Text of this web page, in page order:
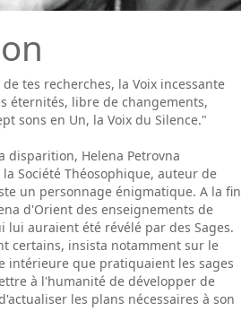
tes recherches, la Voix incessante
éternités, libre de changements,
sons en Un, la Voix du Silence."
disparition, Helena Petrovna
Société Théosophique, auteur de
un personnage énigmatique. A la fin
d'Orient des enseignements de
lui auraient été révélé par des Sages.
certains, insista notamment sur le
intérieure que pratiquaient les sages
à l'humanité de développer de
les plans nécessaires à son